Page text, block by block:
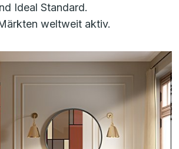
Ideal Standard.
weltweit aktiv.